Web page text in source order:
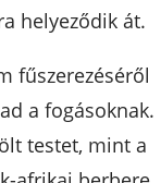
helyeződik át.
fűszerezéséről
a fogásoknak.
testet, mint a